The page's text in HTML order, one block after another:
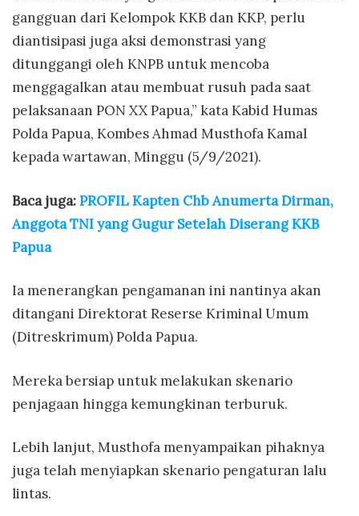
gangguan dari Kelompok KKB dan KKP, perlu
diantisipasi juga aksi demonstrasi yang
ditunggangi oleh KNPB untuk mencoba
menggagalkan atau membuat rusuh pada saat
pelaksanaan PON XX Papua,” kata Kabid Humas
Polda Papua, Kombes Ahmad Musthofa Kamal
kepada wartawan, Minggu (5/9/2021).
Baca juga:PROFIL Kapten Chb Anumerta Dirman,
Anggota TNI yang Gugur Setelah Diserang KKB
Papua
Ia menerangkan pengamanan ini nantinya akan
ditangani Direktorat Reserse Kriminal Umum
(Ditreskrimum) Polda Papua.
Mereka bersiap untuk melakukan skenario
penjagaan hingga kemungkinan terburuk.
Lebih lanjut, Musthofa menyampaikan pihaknya
juga telah menyiapkan skenario pengaturan lalu
lintas.